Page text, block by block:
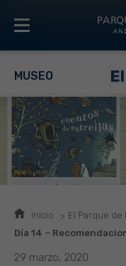
MUSEO
Inicio El Parque de
Día 14 –
29 marzo, 2020